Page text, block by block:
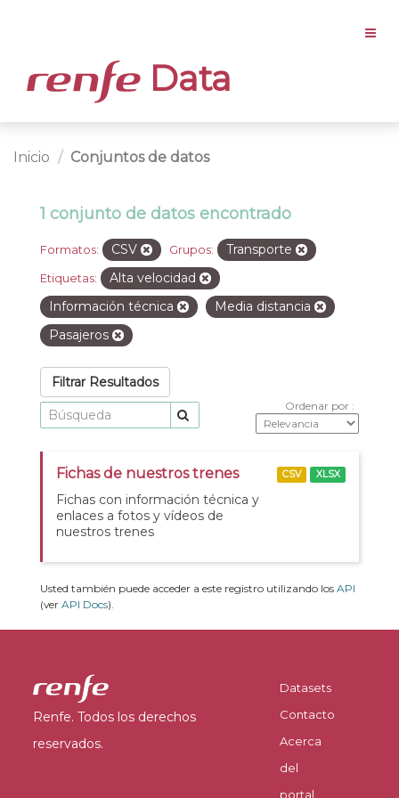
Data
Inicio Conjuntos de datos
1 conjunto de datos encontrado
Formatos: CSV Grupos: Transporte
Etiquetas:
Alta velocidad
Información técnica
Media distancia
Pasajeros
Filtrar Resultados
Ordenar por
Fichas de nuestros trenes
Fichas con información técnica y
enlaces a fotos y vídeos de
nuestros trenes
CSV XLSX
Usted también puede acceder a este registro utilizando los API
(ver API Docs).
Renfe. Todos los derechos
reservados.
Datasets
Contacto
Acerca
del
portal